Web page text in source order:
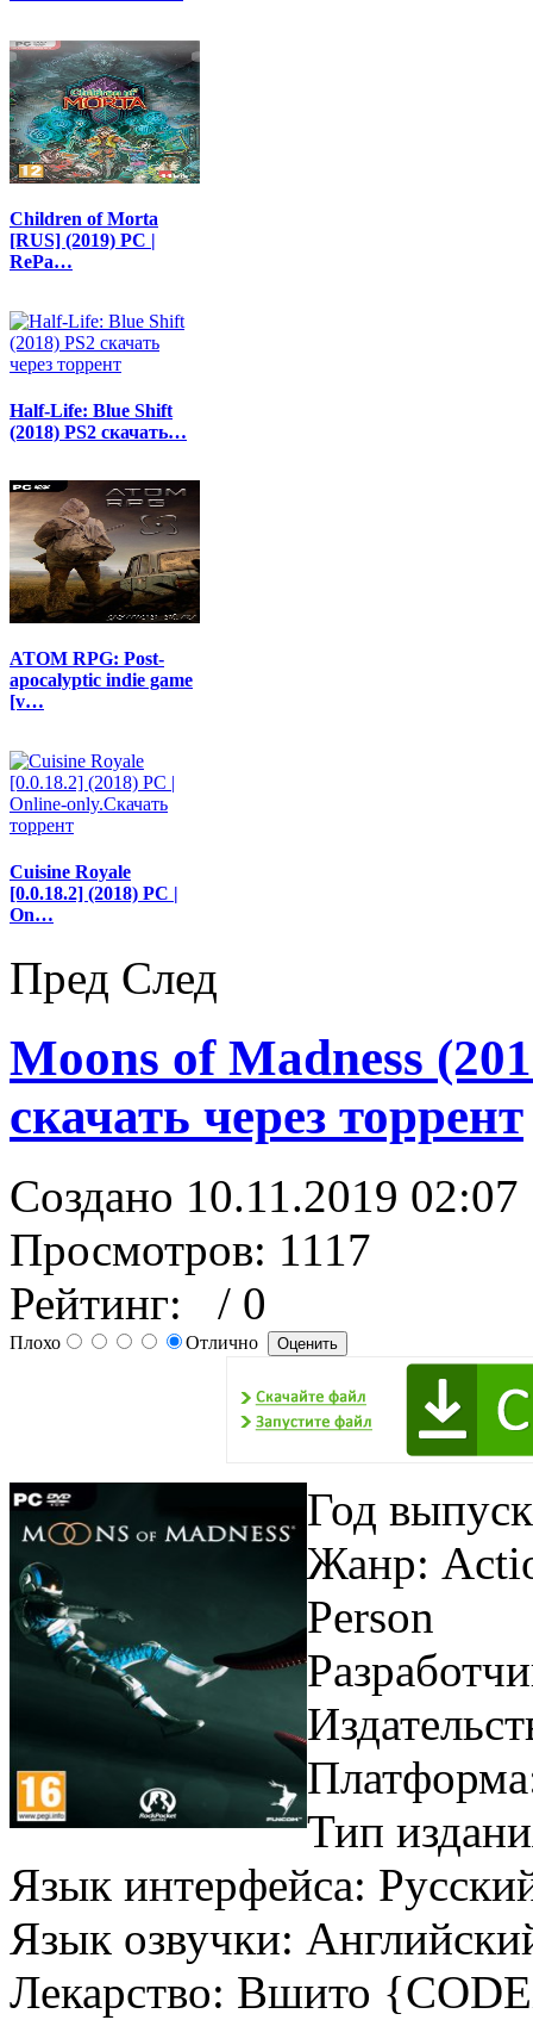
Children of Morta
[RUS] (2019) PC |
RePa…
Half-Life: Blue Shift
(2018) PS2 скачать…
ATOM RPG: Post-
apocalyptic indie game
[v…
Cuisine Royale
[0.0.18.2] (2018) PC |
On…
Пред След
Moons of Madness
скачать через торрент
Создано 10.11.2019 02:07
Просмотров: 1117
Рейтинг:
/ 0
Плохо Отлично
Год
Жанр:
Person
Тип
Язык интерфейса:
Язык озвучки:
Лекарство: Вшито